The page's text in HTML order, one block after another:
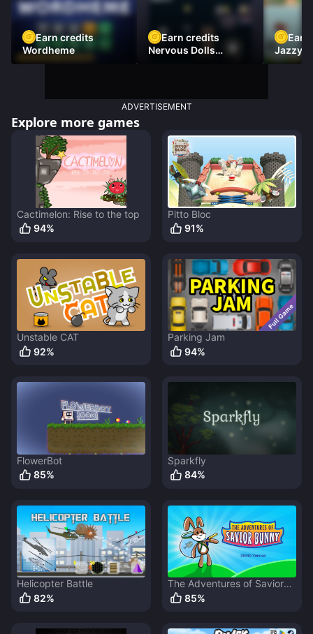
Earn credits
Wordheme
Earn credits
Nervous Dolls
Earn
Jazzy
Racer)
ADVERTISEMENT
Explore more games
Cactimelon: Rise to the top
94%
Pitto Bloc
91%
Unstable CAT
92%
Parking Jam
94%
FlowerBot
85%
Sparkfly
84%
Helicopter Battle
82%
The Adventures of Savior
Bunny
85%